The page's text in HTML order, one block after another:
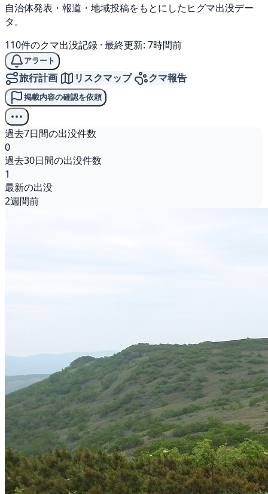
自治体発表・報道・地域投稿をもとにしたヒグマ出没デー
タ。
110件のクマ出没記録 · 最終更新: 7時間前
アラート
旅行計画 リスクマップ クマ報告
掲載内容の確認を依頼
過去7日間の出没件数
0
過去30日間の出没件数
1
最新の出没
2週間前